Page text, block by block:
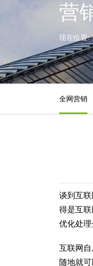
营
现在位置:
全网营销
谈到互
得是互
优化处理
互联网
随地就